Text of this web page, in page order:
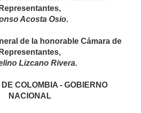
Representantes,
Acosta Osio.
de la honorable Cámara de
Representantes,
Lizcano Rivera.
COLOMBIA - GOBIERNO
NACIONAL